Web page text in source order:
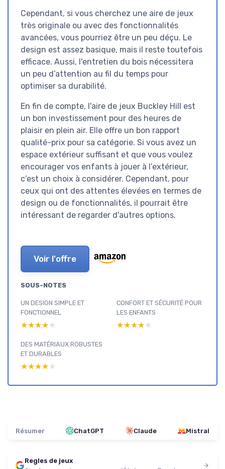
Cependant, si vous cherchez une aire de jeux
très originale ou avec des fonctionnalités
avancées, vous pourriez être un peu déçu. Le
design est assez basique, mais il reste toutefois
efficace. Aussi, l'entretien du bois nécessitera
un peu d’attention au fil du temps pour
optimiser sa durabilité.
En fin de compte, l'aire de jeux Buckley Hill est
un bon investissement pour des heures de
plaisir en plein air. Elle offre un bon rapport
qualité-prix pour sa catégorie. Si vous avez un
espace extérieur suffisant et que vous voulez
encourager vos enfants à jouer à l’extérieur,
c’est un choix à considérer. Cependant, pour
ceux qui ont des attentes élevées en termes de
design ou de fonctionnalités, il pourrait être
intéressant de regarder d'autres options.
Voir l'offre
SOUS-NOTES
UN DESIGN SIMPLE ET
FONCTIONNEL
★★★★★
★★★★★
CONFORT ET SÉCURITÉ POUR
LES ENFANTS
★★★★★
★★★★★
DES MATÉRIAUX ROBUSTES
ET DURABLES
★★★★★
★★★★★
Résumer ChatGPT Claude Mistral
Regles de jeux